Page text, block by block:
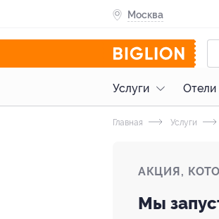
Москва
Услуги Отели
Главная Услуги
АКЦИЯ,
Мы